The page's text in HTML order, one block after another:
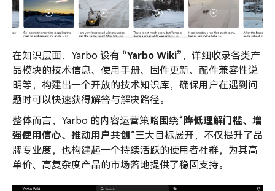
在知识层面，Yarbo 设有 “Yarbo Wiki” ，详细收录各类产
品模块的技术信息、使用手册、固件更新、配件兼容性说
明等，构建出一个开放的技术知识库，确保用户在遇到问
题时可以快速获得解答与解决路径。
整体而言，Yarbo 的内容运营策略围绕“ 降低理解门槛、增
强使用信心、推动用户共创 ”三大目标展开，不仅提升了品
牌专业度，也构建起一个持续活跃的使用者社群，为其高
单价、高复杂度产品的市场落地提供了稳固支持。